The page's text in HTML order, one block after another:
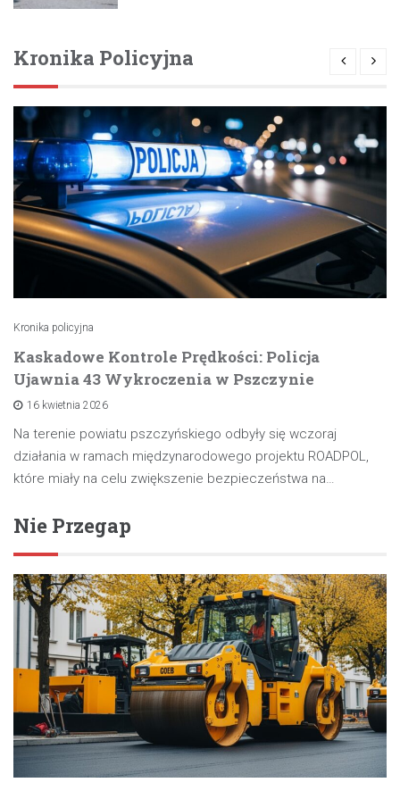
Kronika Policyjna
Kronika policyjna
Kaskadowe Kontrole Prędkości: Policja
Ujawnia 43 Wykroczenia w Pszczynie
16 kwietnia 2026
Na terenie powiatu pszczyńskiego odbyły się wczoraj
działania w ramach międzynarodowego projektu ROADPOL,
które miały na celu zwiększenie bezpieczeństwa na…
Nie Przegap